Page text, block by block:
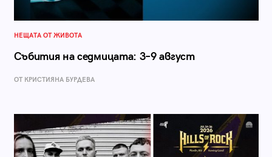
НЕЩАТА ОТ ЖИВОТА
Събития на седмицата: 3–9 август
ОТ КРИСТИЯНА БУРДЕВА